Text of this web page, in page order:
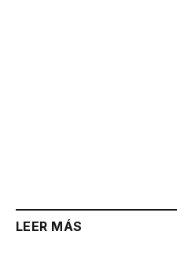
LEER MÁS